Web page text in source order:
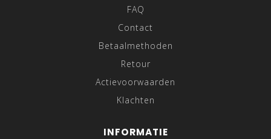
FAQ
Contact
Betaalmethoden
Retour
Actievoorwaarden
Klachten
INFORMATIE